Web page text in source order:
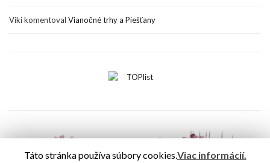
Vikikomentoval Vianočné trhy a Piešťany
Táto stránka používa súbory cookies.Viac informácií.